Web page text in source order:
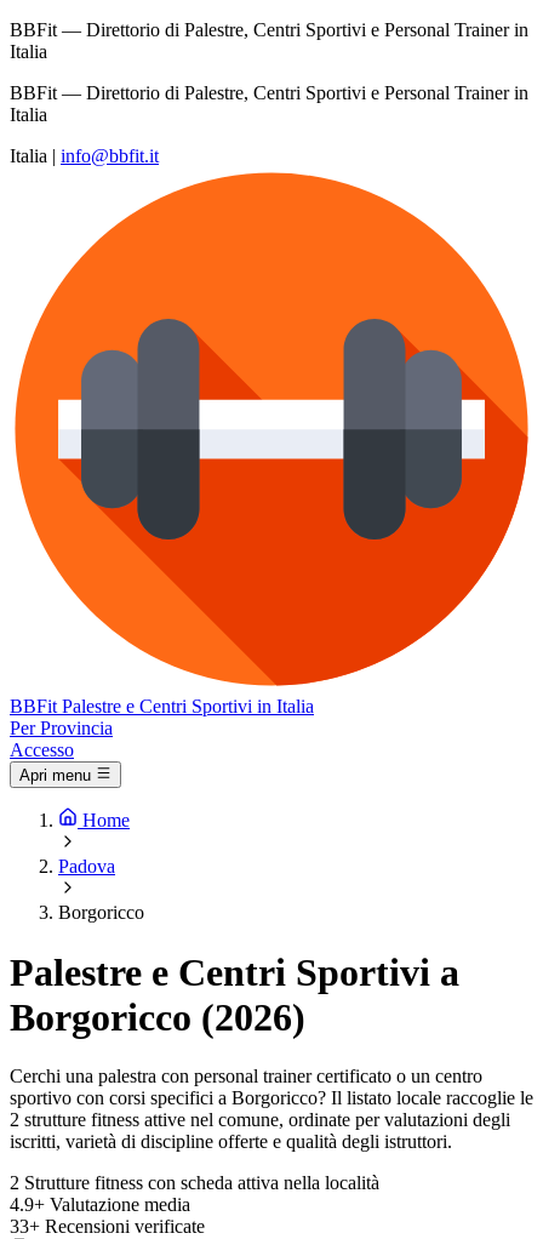
BBFit — Direttorio di Palestre, Centri Sportivi e Personal Trainer in
Italia
BBFit — Direttorio di Palestre, Centri Sportivi e Personal Trainer in
Italia
Italia | info@bbfit.it
BBFit Palestre e Centri Sportivi in Italia
Per Provincia
Accesso
Apri menu
Home
Padova
Borgoricco
Palestre e Centri Sportivi a
Borgoricco (2026)
Cerchi una palestra con personal trainer certificato o un centro
sportivo con corsi specifici a Borgoricco? Il listato locale raccoglie le
2 strutture fitness attive nel comune, ordinate per valutazioni degli
iscritti, varietà di discipline offerte e qualità degli istruttori.
2 Strutture fitness con scheda attiva nella località
4.9+ Valutazione media
33+ Recensioni verificate